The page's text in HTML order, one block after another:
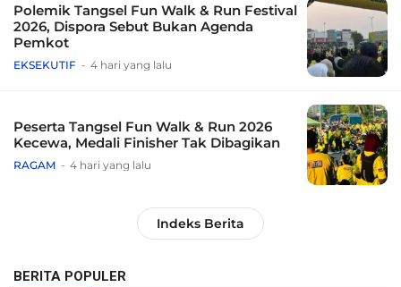
Polemik Tangsel Fun Walk & Run Festival
2026, Dispora Sebut Bukan Agenda
Pemkot
EKSEKUTIF 4 hari yang lalu
Peserta Tangsel Fun Walk & Run 2026
Kecewa, Medali Finisher Tak Dibagikan
RAGAM 4 hari yang lalu
Indeks Berita
BERITA POPULER